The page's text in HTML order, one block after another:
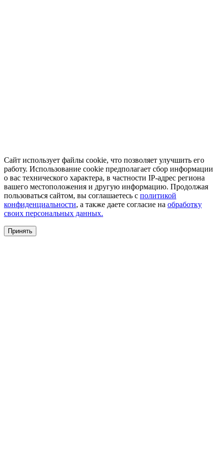
Сайт использует файлы cookie, что позволяет улучшить его
работу. Использование cookie предполагает сбор информации
о вас технического характера, в частности IP-адрес региона
вашего местоположения и другую информацию. Продолжая
пользоваться сайтом, вы соглашаетесь с политикой
конфиденциальности, а также даете согласие на обработку
своих персональных данных.
Принять